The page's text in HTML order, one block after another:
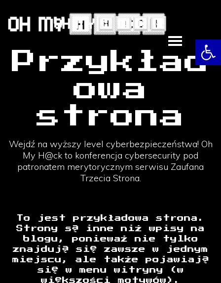
to
content
Przykład
owa
strona
Wejdź na wyższy level cyberbezpieczeństwa! Oh
My H@ck to konferencja cybersecurity pod
patronatem merytorycznym serwisu Zaufana
Trzecia Strona.
To jest przykładowa strona.
Strony są inne niż wpisy na
blogu, ponieważ nie tylko
znajdują się zawsze w jednym
miejscu, ale także pojawiają
się w menu witryny (w
większości motywów).